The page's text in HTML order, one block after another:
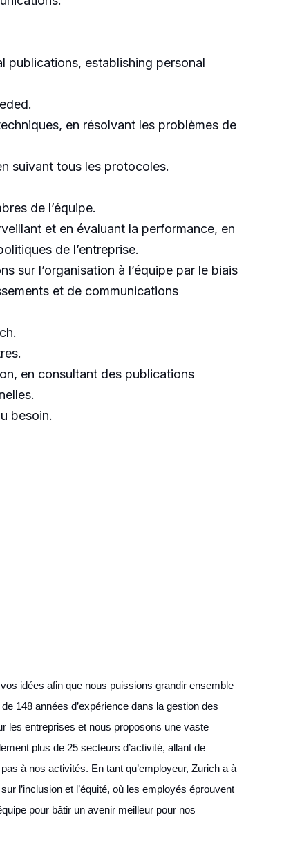
publications, establishing personal
en résolvant les problèmes de
suivant tous les protocoles.
de l’équipe.
et en évaluant la performance, en
de l’entreprise.
sur l’organisation à l’équipe par le biais
et de communications
en consultant des publications
besoin.
idées afin que nous puissions grandir ensemble
148 années d’expérience dans la gestion des
les entreprises et nous proposons une vaste
plus de 25 secteurs d’activité, allant de
à nos activités. En tant qu’employeur, Zurich a à
l’inclusion et l’équité, où les employés éprouvent
pour bâtir un avenir meilleur pour nos